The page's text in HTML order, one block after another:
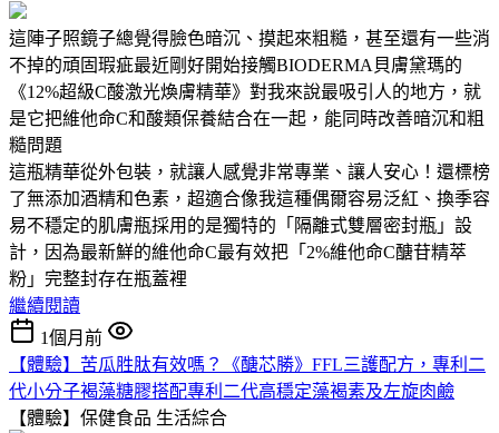
這陣子照鏡子總覺得臉色暗沉、摸起來粗糙，甚至還有一些消
不掉的頑固瑕疵最近剛好開始接觸BIODERMA貝膚黛瑪的
《12%超級C酸激光煥膚精華》對我來說最吸引人的地方，就
是它把維他命C和酸類保養結合在一起，能同時改善暗沉和粗
糙問題
這瓶精華從外包裝，就讓人感覺非常專業、讓人安心！還標榜
了無添加酒精和色素，超適合像我這種偶爾容易泛紅、換季容
易不穩定的肌膚瓶採用的是獨特的「隔離式雙層密封瓶」設
計，因為最新鮮的維他命C最有效把「2%維他命C醣苷精萃
粉」完整封存在瓶蓋裡
繼續閱讀
1個月前
【體驗】苦瓜胜肽有效嗎？《醣芯勝》FFL三護配方，專利二
代小分子褐藻糖膠搭配專利二代高穩定藻褐素及左旋肉鹼
【體驗】保健食品 生活綜合